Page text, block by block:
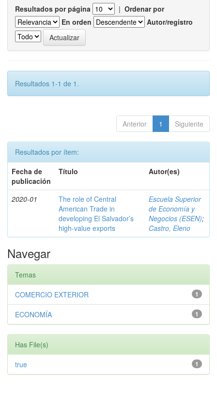
Resultados por página | Ordenar por
En orden
Autor/registro
Resultados 1-1 de 1.
Anterior 1 Siguiente
Resultados por ítem:
Fecha de
publicación
Título Autor(es)
2020-01
The role of Central
American Trade in
developing El Salvador’s
high-value exports
Escuela Superior
de Economía y
Negocios (ESEN);
Castro, Eleno
Navegar
Temas
1
COMERCIO EXTERIOR
1
ECONOMÍA
Has File(s)
1
true